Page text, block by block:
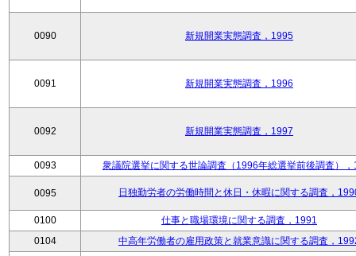
0090 新規開業実態調査，1995
0091 新規開業実態調査，1996
0092 新規開業実態調査，1997
0093 衆議院選挙に関する世論調査（1996年総選挙前後調査）
0095 日独勤労者の労働時間と休日・休暇に関する調査，
0100
仕事と職場環境に関する調査，1991
0104
中高年労働者の雇用政策と就業意識に関する調査，